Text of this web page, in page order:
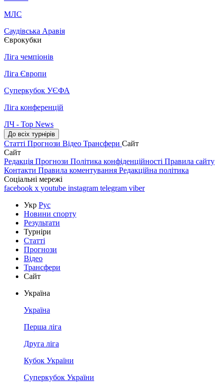
МЛС
Саудівська Аравія
Єврокубки
Ліга чемпіонів
Ліга Європи
Суперкубок УЄФА
Ліга конференцій
ЛЧ - Top News
До всіх турнірів
Статті Прогнози Відео Трансфери Сайт
Сайт
Редакція Прогнози Політика конфіденційності Правила сайту
Контакти Правила коментування Редакційна політика
Соціальні мережі
facebook x youtube instagram telegram viber
Укр Рус
Новини спорту
Результати
Турніри
Статті
Прогнози
Відео
Трансфери
Сайт
Україна
Україна
Перша ліга
Друга ліга
Кубок України
Суперкубок України